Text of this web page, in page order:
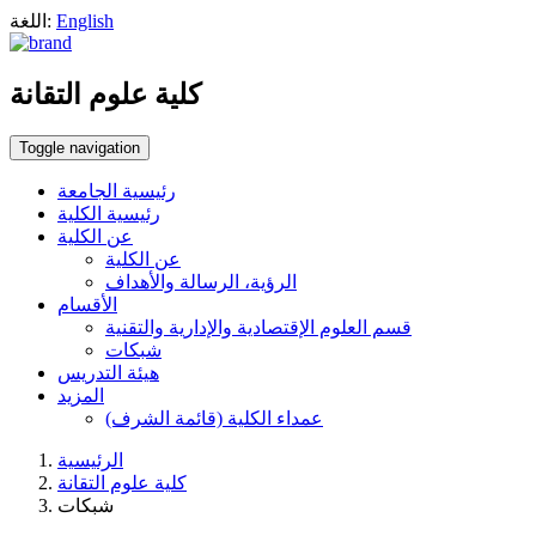
اللغة: English
كلية علوم التقانة
Toggle navigation
رئيسية الجامعة
رئيسية الكلية
عن الكلية
عن الكلية
الرؤية، الرسالة والأهداف
الأقسام
قسم العلوم الإقتصادية والإدارية والتقنية
شبكات
هيئة التدريس
المزيد
عمداء الكلية (قائمة الشرف)
الرئيسية
كلية علوم التقانة
شبكات